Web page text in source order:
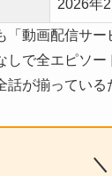
2026年
「動画配信サ
しで全エピソ
が揃っている